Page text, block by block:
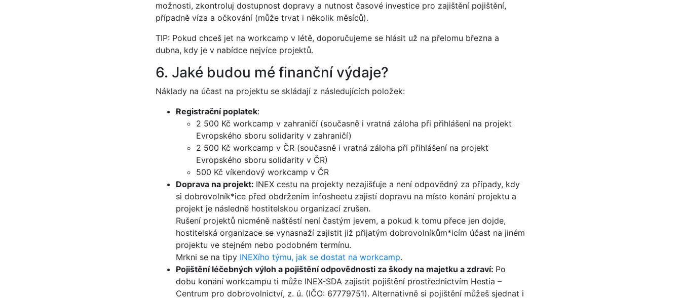
možnosti, zkontroluj dostupnost dopravy a nutnost časové investice pro zajištění pojištění,
případně víza a očkování (může trvat i několik měsíců).
TIP: Pokud chceš jet na workcamp v létě, doporučujeme se hlásit už na přelomu března a
dubna, kdy je v nabídce nejvíce projektů.
6. Jaké budou mé finanční výdaje?
Náklady na účast na projektu se skládají z následujících položek:
Registrační poplatek:
2 500 Kč workcamp v zahraničí (současně i vratná záloha při přihlášení na projekt
Evropského sboru solidarity v zahraničí)
2 500 Kč workcamp v ČR (současně i vratná záloha při přihlášení na projekt
Evropského sboru solidarity v ČR)
500 Kč víkendový workcamp v ČR
Doprava na projekt: INEX cestu na projekty nezajišťuje a není odpovědný za případy, kdy
si dobrovolník*ice před obdržením infosheetu zajistí dopravu na místo konání projektu a
projekt je následně hostitelskou organizací zrušen.
Rušení projektů nicméně naštěstí není častým jevem, a pokud k tomu přece jen dojde,
hostitelská organizace se vynasnaží zajistit již přijatým dobrovolníkům*icím účast na jiném
projektu ve stejném nebo podobném termínu.
Mrkni se na tipy INEXího týmu, jak se dostat na workcamp.
Pojištění léčebných výloh a pojištění odpovědnosti za škody na majetku a zdraví: Po
dobu konání workcampu ti může INEX-SDA zajistit pojištění prostřednictvím Hestia –
Centrum pro dobrovolnictví, z. ú. (IČO: 67779751). Alternativně si pojištění můžeš sjednat i